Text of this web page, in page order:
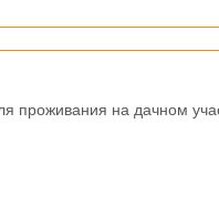
проживания на дачном